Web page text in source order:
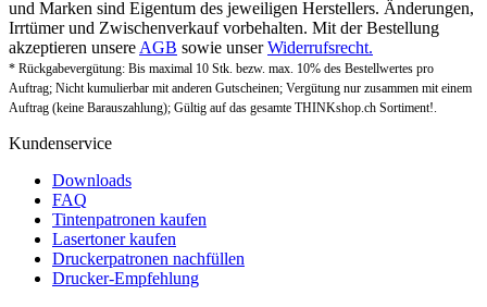
und Marken sind Eigentum des jeweiligen Herstellers. Änderungen,
Irrtümer und Zwischenverkauf vorbehalten. Mit der Bestellung
akzeptieren unsere AGB sowie unserWiderrufsrecht.
* Rückgabevergütung: Bis maximal 10 Stk. bezw. max. 10% des Bestellwertes pro
Auftrag; Nicht kumulierbar mit anderen Gutscheinen; Vergütung nur zusammen mit einem
Auftrag (keine Barauszahlung); Gültig auf das gesamte THINKshop.ch Sortiment!.
Kundenservice
Downloads
FAQ
Tintenpatronen kaufen
Lasertoner kaufen
Druckerpatronen nachfüllen
Drucker-Empfehlung